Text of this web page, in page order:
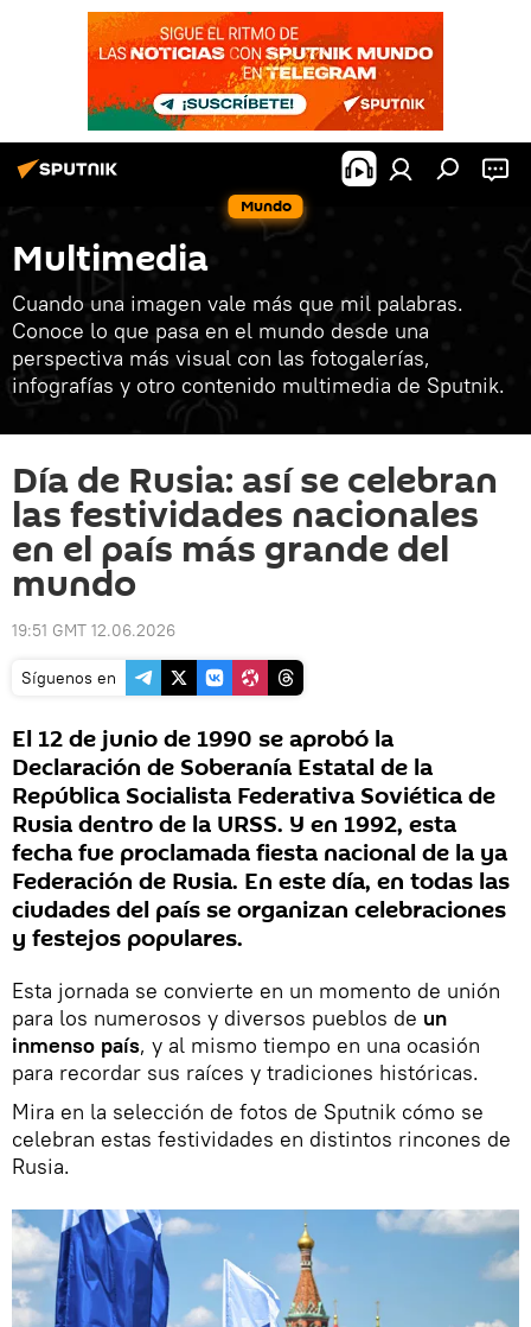
Mundo
Multimedia
Cuando una imagen vale más que mil palabras.
Conoce lo que pasa en el mundo desde una
perspectiva más visual con las fotogalerías,
infografías y otro contenido multimedia de Sputnik.
Día de Rusia: así se celebran
las festividades nacionales
en el país más grande del
mundo
19:51 GMT 12.06.2026
Síguenos en
El 12 de junio de 1990 se aprobó la
Declaración de Soberanía Estatal de la
República Socialista Federativa Soviética de
Rusia dentro de la URSS. Y en 1992, esta
fecha fue proclamada fiesta nacional de la ya
Federación de Rusia. En este día, en todas las
ciudades del país se organizan celebraciones
y festejos populares.
Esta jornada se convierte en un momento de unión
para los numerosos y diversos pueblos de un
inmenso país, y al mismo tiempo en una ocasión
para recordar sus raíces y tradiciones históricas.
Mira en la selección de fotos de Sputnik cómo se
celebran estas festividades en distintos rincones de
Rusia.